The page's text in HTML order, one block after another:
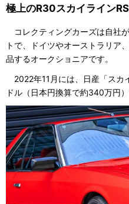
極上のR30スカイライン
コレクティングカーズは自社
トで、ドイツやオーストラリア
品するオークショニアです。
2022年11月には、日産「スカ
ドル（日本円換算で約340万円